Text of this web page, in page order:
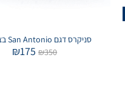
סניקרס דגם San Antonio בצבע בז'
₪350
₪175